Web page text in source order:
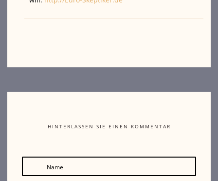
HINTERLASSEN SIE EINEN KOMMENTAR
Name